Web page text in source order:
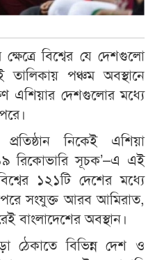
বিশ্বের যে দেশগুলো
পঞ্চম অবস্থানে
এশিয়ার দেশগুলোর মধ্যে
নিকেই এশিয়া
রিকোভারি সূচক’–এ এই
১২১টি দেশের মধ্যে
সংযুক্ত আরব আমিরাত,
বাংলাদেশের অবস্থান।
ঠেকাতে বিভিন্ন দেশ ও